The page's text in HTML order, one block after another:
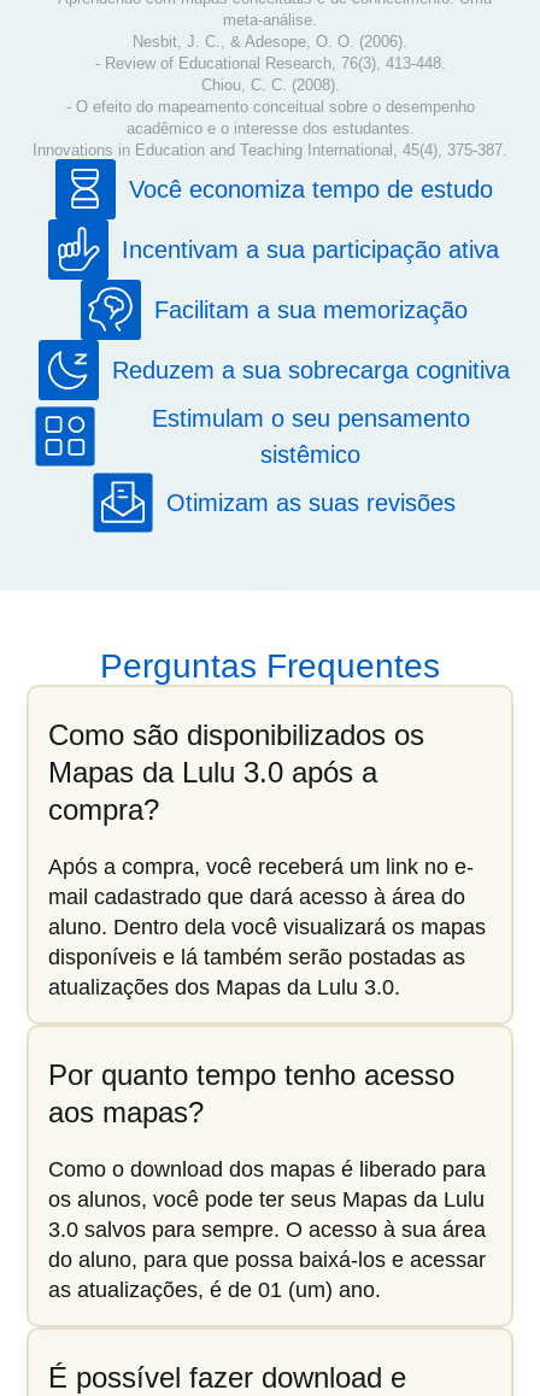
meta-análise.
Nesbit, J. C., & Adesope, O. O. (2006).
- Review of Educational Research, 76(3), 413-448.
Chiou, C. C. (2008).
- O efeito do mapeamento conceitual sobre o desempenho
acadêmico e o interesse dos estudantes.
Innovations in Education and Teaching International, 45(4), 375-387.
Você economiza tempo de estudo
Incentivam a sua participação ativa
Facilitam a sua memorização
Reduzem a sua sobrecarga cognitiva
Estimulam o seu pensamento
sistêmico
Otimizam as suas revisões
Perguntas Frequentes
Como são disponibilizados os
Mapas da Lulu 3.0 após a
compra?
Após a compra, você receberá um link no e-
mail cadastrado que dará acesso à área do
aluno. Dentro dela você visualizará os mapas
disponíveis e lá também serão postadas as
atualizações dos Mapas da Lulu 3.0.
Por quanto tempo tenho acesso
aos mapas?
Como o download dos mapas é liberado para
os alunos, você pode ter seus Mapas da Lulu
3.0 salvos para sempre. O acesso à sua área
do aluno, para que possa baixá-los e acessar
as atualizações, é de 01 (um) ano.
É possível fazer download e